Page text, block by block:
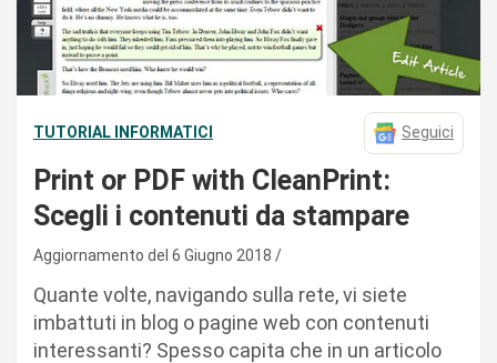
TUTORIAL INFORMATICI Seguici
Print or PDF with CleanPrint:
Scegli i contenuti da stampare
Aggiornamento del 6 Giugno 2018
Quante volte, navigando sulla rete, vi siete
imbattuti in blog o pagine web con contenuti
interessanti? Spesso capita che in un articolo